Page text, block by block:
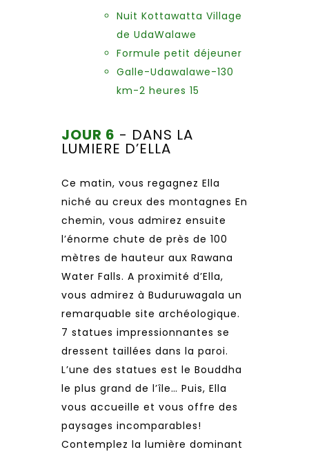
Nuit Kottawatta Village
de UdaWalawe
Formule petit déjeuner
Galle-Udawalawe-130
km-2 heures 15
JOUR 6 - DANS LA
LUMIERE D’ELLA
Ce matin, vous regagnez Ella
niché au creux des montagnes En
chemin, vous admirez ensuite
l’énorme chute de près de 100
mètres de hauteur aux Rawana
Water Falls. A proximité d’Ella,
vous admirez à Buduruwagala un
remarquable site archéologique.
7 statues impressionnantes se
dressent taillées dans la paroi.
L’une des statues est le Bouddha
le plus grand de l’île… Puis, Ella
vous accueille et vous offre des
paysages incomparables!
Contemplez la lumière dominant